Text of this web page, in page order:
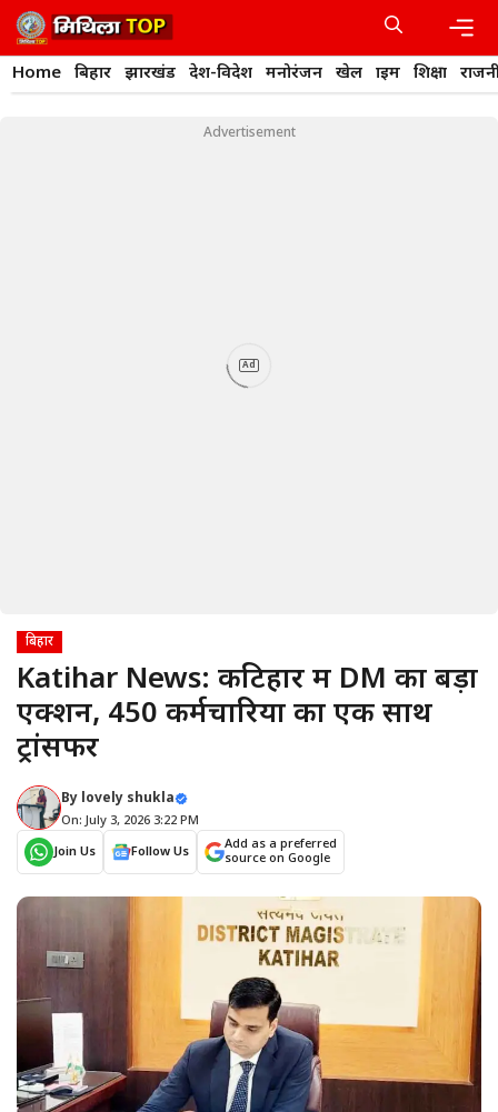
Skip
to
content
Home बिहार झारखंड देश-विदेश मनोरंजन खेल क्राइम शिक्षा
Advertisement
Ad
बिहार
Katihar News: कटिहार में DM का बड़ा
एक्शन, 450 कर्मचारियों का एक साथ
ट्रांसफर
By lovely shukla
On: July 3, 2026 3:22 PM
Join Us
Follow Us
Add as a preferred
source on Google